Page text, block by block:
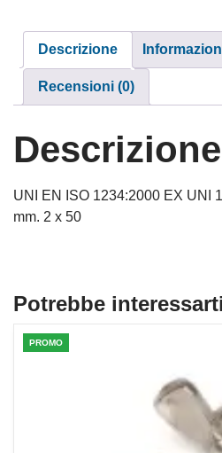
Descrizione
Recensioni (0)
Descrizione
UNI EN ISO 1234:2000 EX UNI
mm. 2 x 50
Potrebbe
PROMO